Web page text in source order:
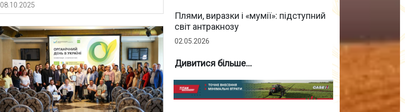
Плями, виразки і «мумії»: підступний
світ антракнозу
02.05.2026
Дивитися більше...
08.10.2025